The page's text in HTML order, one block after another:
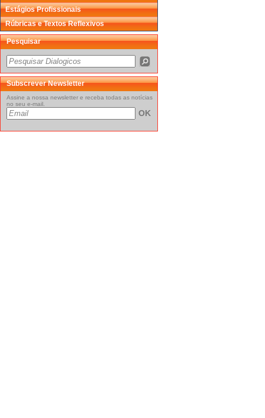
Estágios Profissionais
Rúbricas e Textos Reflexivos
Pesquisar
Subscrever Newsletter
Assine a nossa newsletter e receba todas as notícias
no seu e-mail.
OK